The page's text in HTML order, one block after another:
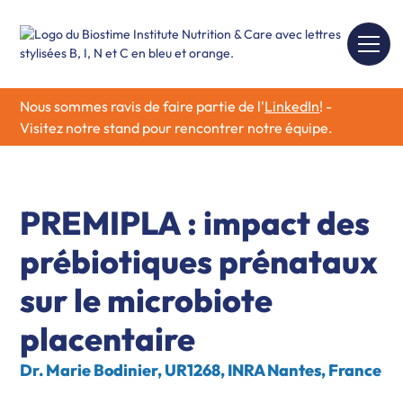
Nous sommes ravis de faire partie de l'LinkedIn! -
Visitez notre stand pour rencontrer notre équipe.
PREMIPLA : impact des
prébiotiques prénataux
sur le microbiote
placentaire
Dr. Marie Bodinier, UR1268, INRA Nantes, France